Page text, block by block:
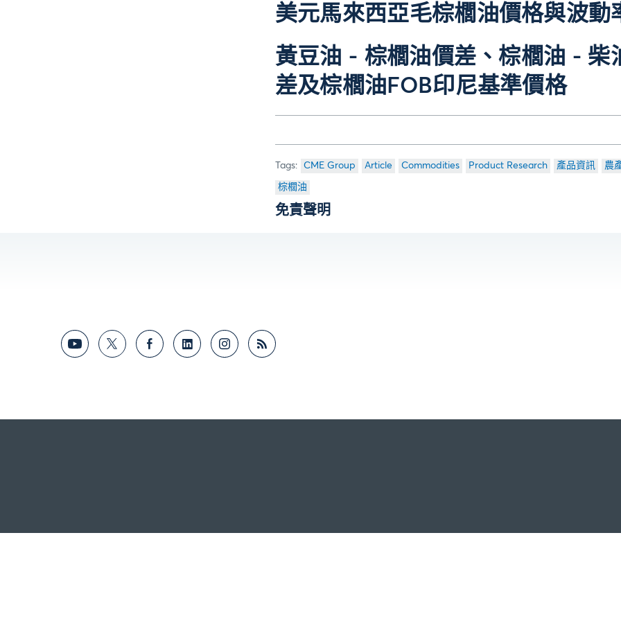
美元馬來西亞毛棕櫚油價格與波動
黃豆油 - 棕櫚油價差、棕櫚油 - 柴
差及棕櫚油FOB印尼基準價格
CME Group Article Commodities Product Research 產品資訊 農
棕櫚油
免責聲明